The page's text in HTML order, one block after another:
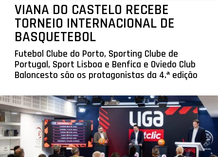
VIANA DO CASTELO RECEBE
TORNEIO INTERNACIONAL DE
BASQUETEBOL
Futebol Clube do Porto, Sporting Clube de
Portugal, Sport Lisboa e Benfica e Oviedo Club
Baloncesto são os protagonistas da 4.ª edição